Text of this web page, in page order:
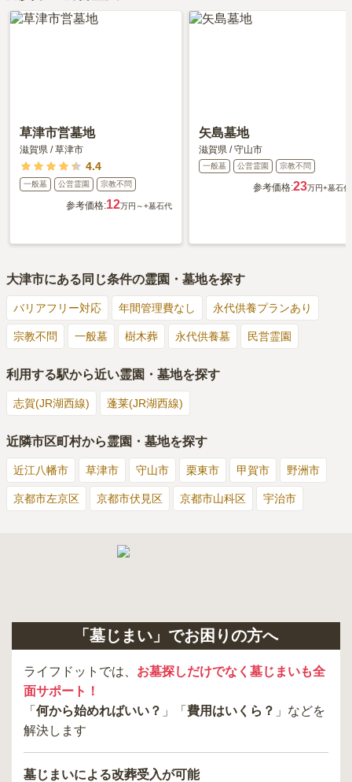
草津市営墓地
滋賀県 /草津市
4.4
一般墓 公営霊園 宗教不問
参考価格:12万円～+墓石代
矢島墓地
滋賀県 /守山市
一般墓 公営霊園 宗教不問
参考価格:23万円+墓石代
大津市にある同じ条件の霊園・墓地を探す
バリアフリー対応 年間管理費なし 永代供養プランあり
宗教不問 一般墓 樹木葬 永代供養墓 民営霊園
利用する駅から近い霊園・墓地を探す
志賀(JR湖西線) 蓬莱(JR湖西線)
近隣市区町村から霊園・墓地を探す
近江八幡市 草津市 守山市 栗東市 甲賀市 野洲市
京都市左京区 京都市伏見区 京都市山科区 宇治市
「墓じまい」でお困りの方へ
ライフドットでは、 お墓探しだけでなく墓じまいも全
面サポート！
「 何から始めればいい？ 」「 費用はいくら？ 」などを
解決します
墓じまいによる改葬受入が可能